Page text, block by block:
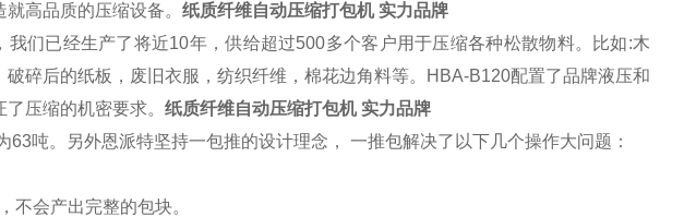
高品质的压缩设备。 纸质纤维自动压缩打包机 实力品牌
我们已经生产了将近10年，供给超过500多个客户用于压缩各种松散物料。比如:木
碎后的纸板，废旧衣服，纺织纤维，棉花边角料等。HBA-B120配置了品牌液压和
压缩的机密要求。 纸质纤维自动压缩打包机 实力品牌
63吨。另外恩派特坚持一包推的设计理念， 一推包解决了以下几个操作大问题：
不会产出完整的包块。